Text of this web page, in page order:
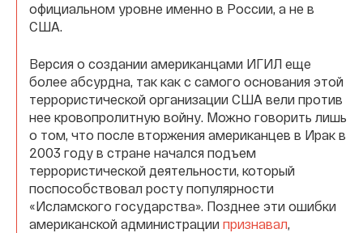
официальном уровне именно в России, а не в
США.
Версия о создании американцами ИГИЛ еще
более абсурдна, так как с самого основания этой
террористической организации США вели против
нее кровопролитную войну. Можно говорить лишь
о том, что после вторжения американцев в Ирак в
2003 году в стране начался подъем
террористической деятельности, который
поспособствовал росту популярности
«Исламского государства». Позднее эти ошибки
американской администрации признавал,